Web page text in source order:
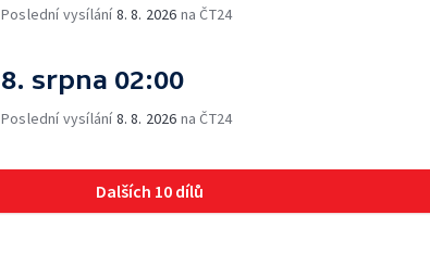
Poslední vysílání8. 8. 2026 na ČT24
8. srpna 02:00
Poslední vysílání8. 8. 2026 na ČT24
Dalších 10 dílů